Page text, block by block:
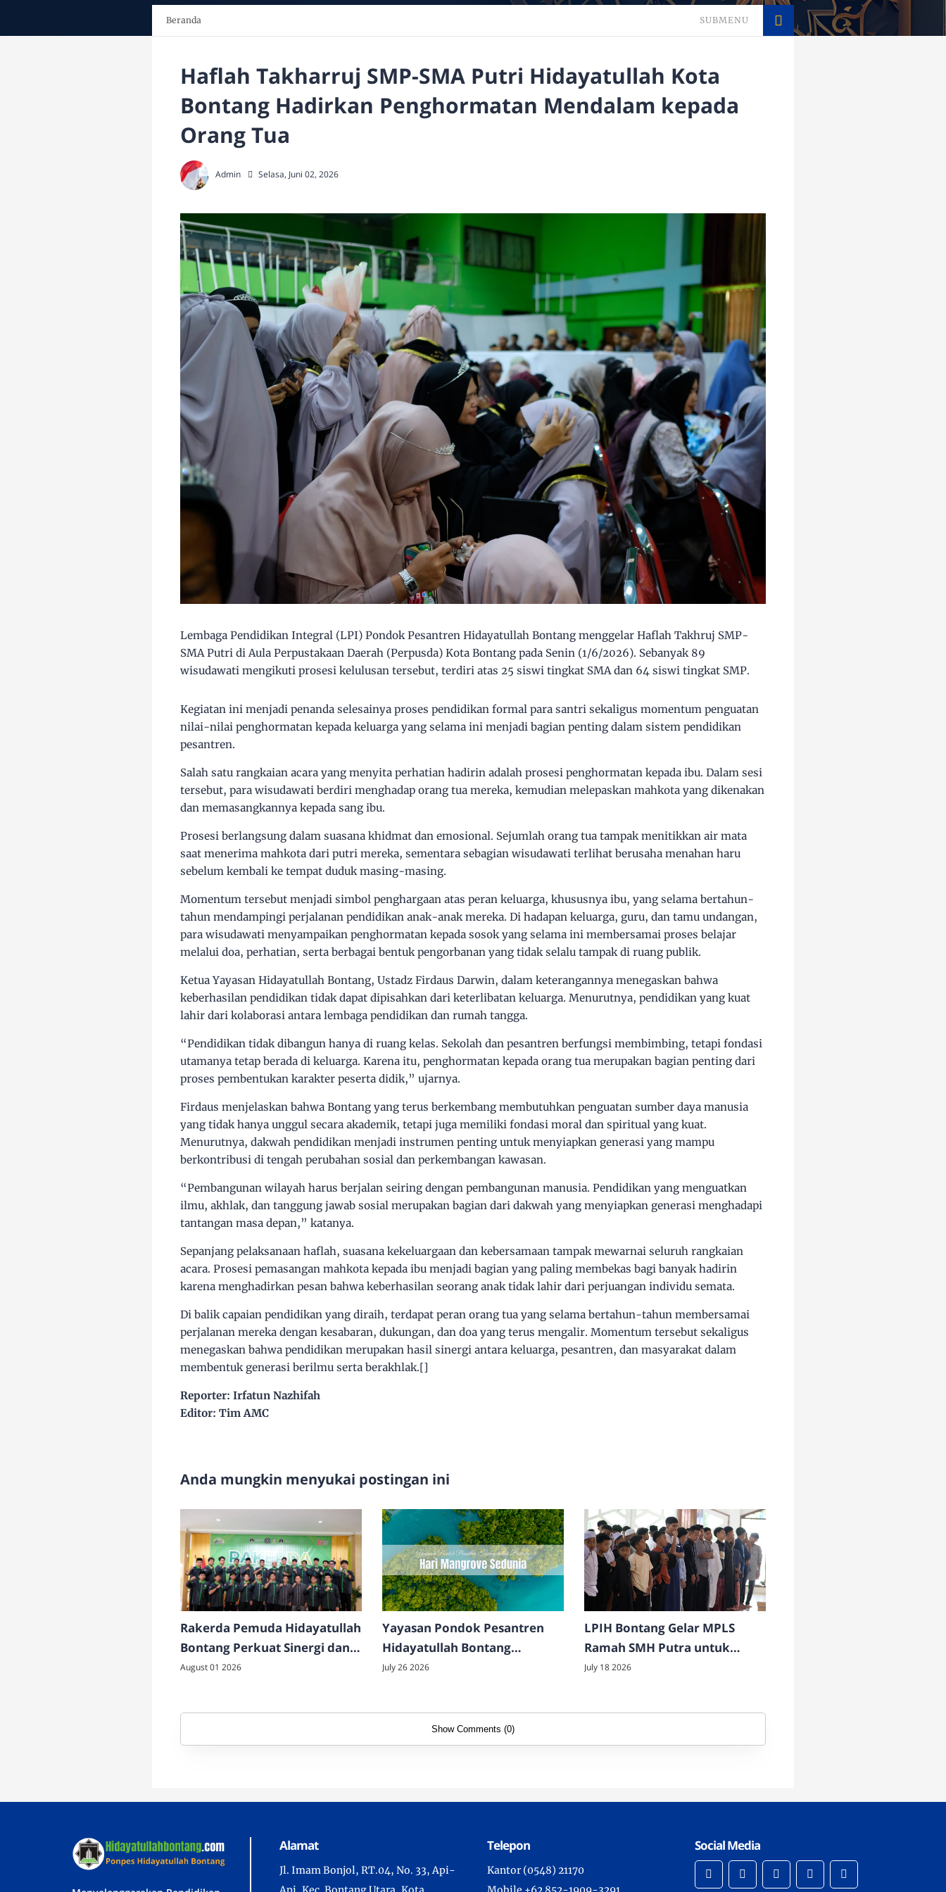
Beranda SUBMENU
Haflah Takharruj SMP-SMA Putri Hidayatullah Kota
Bontang Hadirkan Penghormatan Mendalam kepada
Orang Tua
Admin Selasa, Juni 02, 2026
Lembaga Pendidikan Integral (LPI) Pondok Pesantren Hidayatullah Bontang menggelar Haflah Takhruj SMP-
SMA Putri di Aula Perpustakaan Daerah (Perpusda) Kota Bontang pada Senin (1/6/2026). Sebanyak 89
wisudawati mengikuti prosesi kelulusan tersebut, terdiri atas 25 siswi tingkat SMA dan 64 siswi tingkat SMP.
Kegiatan ini menjadi penanda selesainya proses pendidikan formal para santri sekaligus momentum penguatan
nilai-nilai penghormatan kepada keluarga yang selama ini menjadi bagian penting dalam sistem pendidikan
pesantren.
Salah satu rangkaian acara yang menyita perhatian hadirin adalah prosesi penghormatan kepada ibu. Dalam sesi
tersebut, para wisudawati berdiri menghadap orang tua mereka, kemudian melepaskan mahkota yang dikenakan
dan memasangkannya kepada sang ibu.
Prosesi berlangsung dalam suasana khidmat dan emosional. Sejumlah orang tua tampak menitikkan air mata
saat menerima mahkota dari putri mereka, sementara sebagian wisudawati terlihat berusaha menahan haru
sebelum kembali ke tempat duduk masing-masing.
Momentum tersebut menjadi simbol penghargaan atas peran keluarga, khususnya ibu, yang selama bertahun-
tahun mendampingi perjalanan pendidikan anak-anak mereka. Di hadapan keluarga, guru, dan tamu undangan,
para wisudawati menyampaikan penghormatan kepada sosok yang selama ini membersamai proses belajar
melalui doa, perhatian, serta berbagai bentuk pengorbanan yang tidak selalu tampak di ruang publik.
Ketua Yayasan Hidayatullah Bontang, Ustadz Firdaus Darwin, dalam keterangannya menegaskan bahwa
keberhasilan pendidikan tidak dapat dipisahkan dari keterlibatan keluarga. Menurutnya, pendidikan yang kuat
lahir dari kolaborasi antara lembaga pendidikan dan rumah tangga.
“Pendidikan tidak dibangun hanya di ruang kelas. Sekolah dan pesantren berfungsi membimbing, tetapi fondasi
utamanya tetap berada di keluarga. Karena itu, penghormatan kepada orang tua merupakan bagian penting dari
proses pembentukan karakter peserta didik,” ujarnya.
Firdaus menjelaskan bahwa Bontang yang terus berkembang membutuhkan penguatan sumber daya manusia
yang tidak hanya unggul secara akademik, tetapi juga memiliki fondasi moral dan spiritual yang kuat.
Menurutnya, dakwah pendidikan menjadi instrumen penting untuk menyiapkan generasi yang mampu
berkontribusi di tengah perubahan sosial dan perkembangan kawasan.
“Pembangunan wilayah harus berjalan seiring dengan pembangunan manusia. Pendidikan yang menguatkan
ilmu, akhlak, dan tanggung jawab sosial merupakan bagian dari dakwah yang menyiapkan generasi menghadapi
tantangan masa depan,” katanya.
Sepanjang pelaksanaan haflah, suasana kekeluargaan dan kebersamaan tampak mewarnai seluruh rangkaian
acara. Prosesi pemasangan mahkota kepada ibu menjadi bagian yang paling membekas bagi banyak hadirin
karena menghadirkan pesan bahwa keberhasilan seorang anak tidak lahir dari perjuangan individu semata.
Di balik capaian pendidikan yang diraih, terdapat peran orang tua yang selama bertahun-tahun membersamai
perjalanan mereka dengan kesabaran, dukungan, dan doa yang terus mengalir. Momentum tersebut sekaligus
menegaskan bahwa pendidikan merupakan hasil sinergi antara keluarga, pesantren, dan masyarakat dalam
membentuk generasi berilmu serta berakhlak.[]
Reporter: Irfatun Nazhifah
Editor: Tim AMC
Anda mungkin menyukai postingan ini
Rakerda Pemuda Hidayatullah
Bontang Perkuat Sinergi dan
Peran Kepemudaan
August 01 2026
Yayasan Pondok Pesantren
Hidayatullah Bontang
Ucapkan Selamat Hari
July 26 2026
LPIH Bontang Gelar MPLS
Ramah SMH Putra untuk
Perkuat Adaptasi dan
July 18 2026
Show Comments (0)
Alamat
Jl. Imam Bonjol, RT.04, No. 33, Api-
Telepon
Kantor (0548) 21170
Social Media